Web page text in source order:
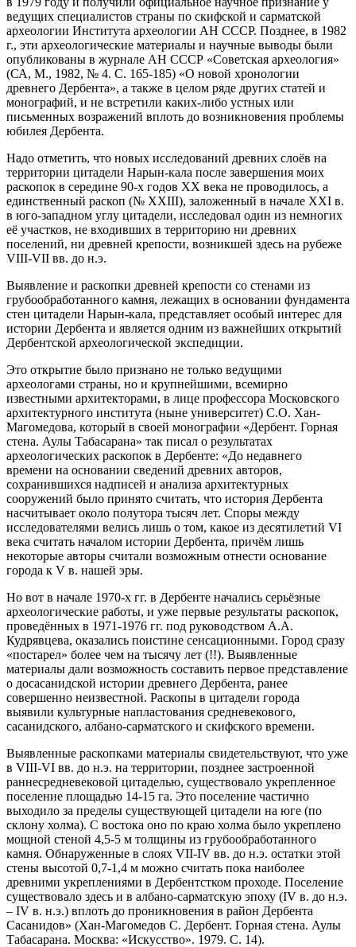
ведущих специалистов страны по скифской и сарматской
археологии Института археологии АН СССР. Позднее, в 1982
г., эти археологические материалы и научные выводы были
опубликованы в журнале АН СССР «Советская археология»
(СА, М., 1982, № 4. С. 165-185) «О новой хронологии
древнего Дербента», а также в целом ряде других статей и
монографий, и не встретили каких-либо устных или
письменных возражений вплоть до возникновения проблемы
юбилея Дербента.
Надо отметить, что новых исследований древних слоёв на
территории цитадели Нарын-кала после завершения моих
раскопок в середине 90-х годов ХХ века не проводилось, а
единственный раскоп (№ ХХIII), заложенный в начале XXI в.
в юго-западном углу цитадели, исследовал один из немногих
её участков, не входивших в территорию ни древних
поселений, ни древней крепости, возникшей здесь на рубеже
VIII-VII вв. до н.э.
Выявление и раскопки древней крепости со стенами из
грубообработанного камня, лежащих в основании фундамента
стен цитадели Нарын-кала, представляет особый интерес для
истории Дербента и является одним из важнейших открытий
Дербентской археологической экспедиции.
Это открытие было признано не только ведущими
археологами страны, но и крупнейшими, всемирно
известными архитекторами, в лице профессора Московского
архитектурного института (ныне университет) С.О. Хан-
Магомедова, который в своей монографии «Дербент. Горная
стена. Аулы Табасарана» так писал о результатах
археологических раскопок в Дербенте: «До недавнего
времени на основании сведений древних авторов,
сохранившихся надписей и анализа архитектурных
сооружений было принято считать, что история Дербента
насчитывает около полутора тысяч лет. Споры между
исследователями велись лишь о том, какое из десятилетий VI
века считать началом истории Дербента, причём лишь
некоторые авторы считали возможным отнести основание
города к V в. нашей эры.
Но вот в начале 1970-х гг. в Дербенте начались серьёзные
археологические работы, и уже первые результаты раскопок,
проведённых в 1971-1976 гг. под руководством А.А.
Кудрявцева, оказались поистине сенсационными. Город сразу
«постарел» более чем на тысячу лет (!!). Выявленные
материалы дали возможность составить первое представление
о досасанидской истории древнего Дербента, ранее
совершенно неизвестной. Раскопы в цитадели города
выявили культурные напластования средневекового,
сасанидского, албано-сарматского и скифского времени.
Выявленные раскопками материалы свидетельствуют, что уже
в VIII-VI вв. до н.э. на территории, позднее застроенной
раннесредневековой цитаделью, существовало укрепленное
поселение площадью 14-15 га. Это поселение частично
выходило за пределы существующей цитадели на юге (по
склону холма). С востока оно по краю холма было укреплено
мощной стеной 4,5-5 м толщины из грубообработанного
камня. Обнаруженные в слоях VII-IV вв. до н.э. остатки этой
стены высотой 0,7-1,4 м можно считать пока наиболее
древними укреплениями в Дербентстком проходе. Поселение
существовало здесь и в албано-сарматскую эпоху (IV в. до н.э.
– IV в. н.э.) вплоть до проникновения в район Дербента
Сасанидов» (Хан-Магомедов С. Дербент. Горная стена. Аулы
Табасарана. Москва: «Искусство». 1979. С. 14).